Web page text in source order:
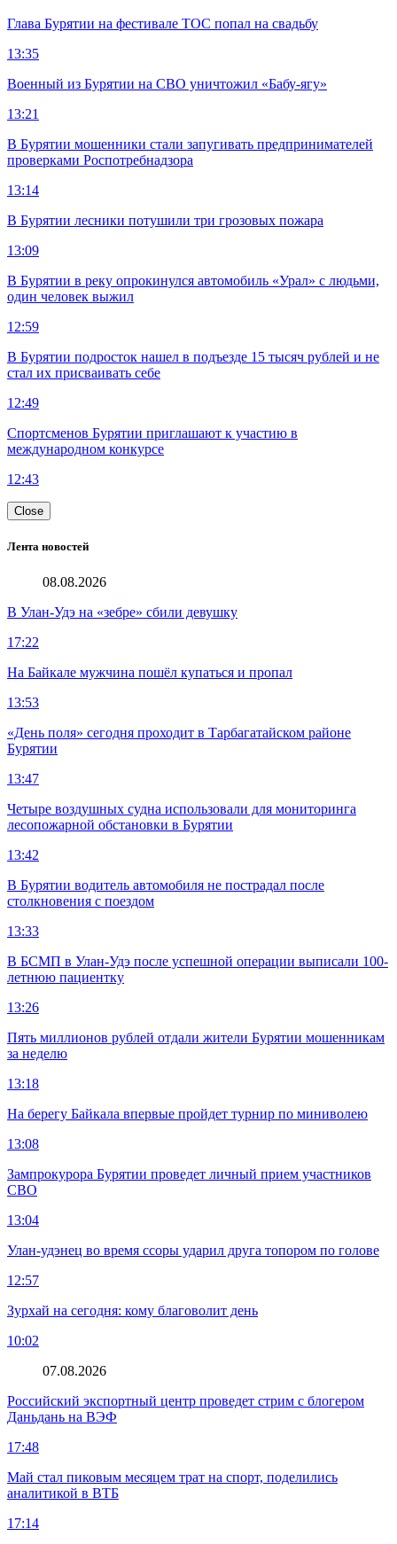
Глава Бурятии на фестивале ТОС попал на свадьбу
13:35
Военный из Бурятии на СВО уничтожил «Бабу-ягу»
13:21
В Бурятии мошенники стали запугивать предпринимателей
проверками Роспотребнадзора
13:14
В Бурятии лесники потушили три грозовых пожара
13:09
В Бурятии в реку опрокинулся автомобиль «Урал» с людьми,
один человек выжил
12:59
В Бурятии подросток нашел в подъезде 15 тысяч рублей и не
стал их присваивать себе
12:49
Спортсменов Бурятии приглашают к участию в
международном конкурсе
12:43
Close
Лента новостей
08.08.2026
В Улан-Удэ на «зебре» сбили девушку
17:22
На Байкале мужчина пошёл купаться и пропал
13:53
«День поля» сегодня проходит в Тарбагатайском районе
Бурятии
13:47
Четыре воздушных судна использовали для мониторинга
лесопожарной обстановки в Бурятии
13:42
В Бурятии водитель автомобиля не пострадал после
столкновения с поездом
13:33
В БСМП в Улан-Удэ после успешной операции выписали 100-
летнюю пациентку
13:26
Пять миллионов рублей отдали жители Бурятии мошенникам
за неделю
13:18
На берегу Байкала впервые пройдет турнир по миниволею
13:08
Зампрокурора Бурятии проведет личный прием участников
СВО
13:04
Улан-удэнец во время ссоры ударил друга топором по голове
12:57
Зурхай на сегодня: кому благоволит день
10:02
07.08.2026
Российский экспортный центр проведет стрим с блогером
Даньдань на ВЭФ
17:48
Май стал пиковым месяцем трат на спорт, поделились
аналитикой в ВТБ
17:14